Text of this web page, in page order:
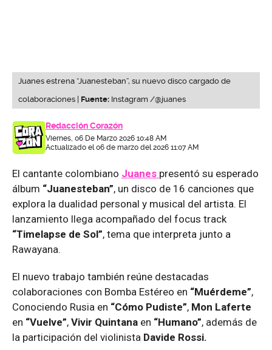
Juanes estrena “Juanesteban”, su nuevo disco cargado de
colaboraciones | Fuente: Instagram /@juanes
Redacción Corazón
Viernes, 06 De Marzo 2026 10:48 AM
Actualizado el 06 de marzo del 2026 11:07 AM
El cantante colombiano Juanes presentó su esperado
álbum “Juanesteban”, un disco de 16 canciones que
explora la dualidad personal y musical del artista. El
lanzamiento llega acompañado del focus track
“Timelapse de Sol”, tema que interpreta junto a
Rawayana.
El nuevo trabajo también reúne destacadas
colaboraciones con Bomba Estéreo en “Muérdeme”,
Conociendo Rusia en “Cómo Pudiste”, Mon Laferte
en “Vuelve”, Vivir Quintana en “Humano”, además de
la participación del violinista Davide Rossi.